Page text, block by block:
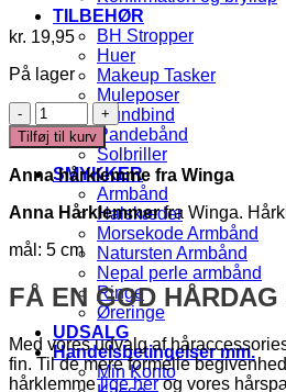
TILBEHØR
BH Stropper
Huer
Makeup Tasker
Muleposer
Mundbind
Pandebånd
Solbriller
SMYKKER
Armbånd
Halskæder
Morsekode Armbånd
Natursten Armbånd
Nepal perle armbånd
Ringe
Øreringe
UDSALG
Handelsbetingelser mm.
Min Konto
kr. 19,95
På lager
Anna
-
Hårklemme
med
antal
Tilføj til kurv
Anna hårklemme fra Winga
Anna Hårklemmerfra Winga.
mål: 5 cm
FÅ EN GOD HÅRDAG
Med vores udvalg af
fin. Til de mere formelle
hårklemmelige herog vores